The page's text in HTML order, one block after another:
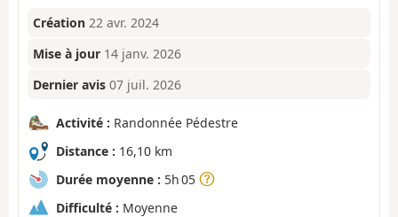
Création 22 avr. 2024
Mise à jour 14 janv. 2026
Dernier avis 07 juil. 2026
Activité : Randonnée Pédestre
Distance : 16,10 km
Durée moyenne : 5h 05
Difficulté : Moyenne